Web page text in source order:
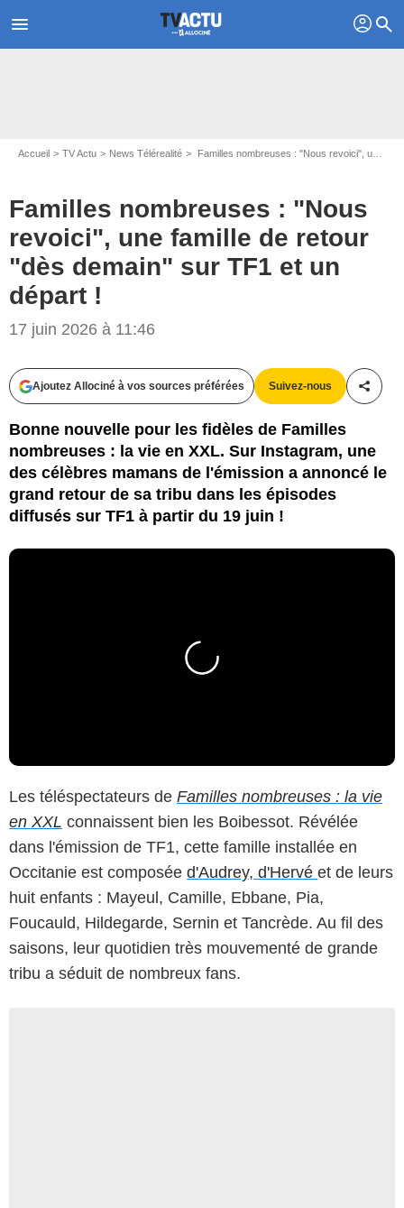
menu profil search
Accueil TV Actu News Télérealité Familles nombreuses : "Nous revoici", une famille de retour "dès demain" sur TF1 et un départ !
Familles nombreuses : "Nous
revoici", une famille de retour
"dès demain" sur TF1 et un
départ !
17 juin 2026 à 11:46
Ajoutez Allociné à vos sources préférées Suivez-nous
Bonne nouvelle pour les fidèles de Familles
nombreuses : la vie en XXL. Sur Instagram, une
des célèbres mamans de l'émission a annoncé le
grand retour de sa tribu dans les épisodes
diffusés sur TF1 à partir du 19 juin !
Les téléspectateurs de Familles nombreuses : la vie
en XXL connaissent bien les Boibessot. Révélée
dans l'émission de TF1, cette famille installée en
Occitanie est composée d'Audrey, d'Hervé et de leurs
huit enfants : Mayeul, Camille, Ebbane, Pia,
Foucauld, Hildegarde, Sernin et Tancrède. Au fil des
saisons, leur quotidien très mouvementé de grande
tribu a séduit de nombreux fans.